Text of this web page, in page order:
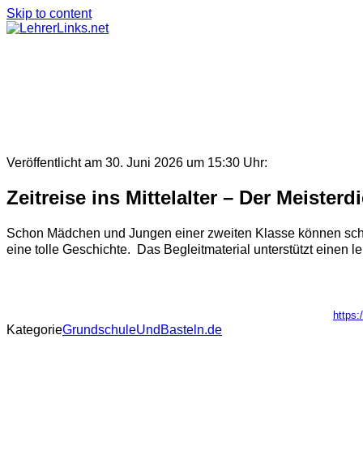
Skip to content
Veröffentlicht am 30. Juni 2026 um 15:30 Uhr:
Zeitreise ins Mittelalter – Der
Schon Mädchen und Jungen einer zweiten Klasse können
eine tolle Geschichte. Das Begleitmaterial unterstützt einen
KategorieGrundschuleUndBasteln.de